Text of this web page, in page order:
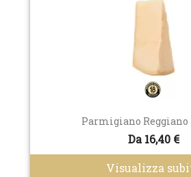
Parmigiano Reggiano
Da 16,40 €
Visualizza